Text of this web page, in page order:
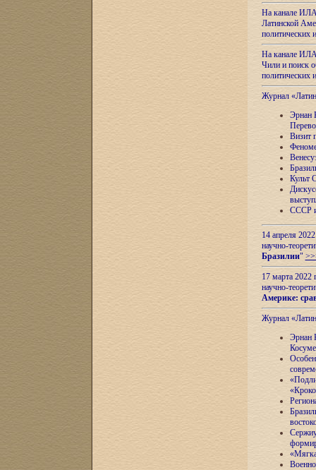
На канале
Латинской
На канале
Чили и поиск
Журнал
Эрнан
Визит
Культ
СССР и
14 апреля
научно-
Бразилии"
17 марта 2022
научно-
Америке:
Журнал
Эрнан